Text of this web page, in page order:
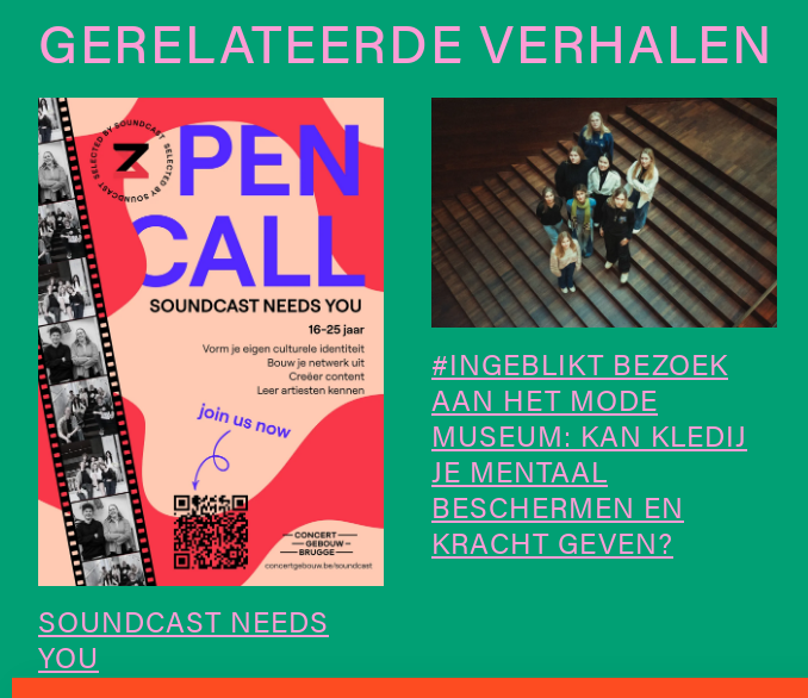
GERELATEERDE VERHALEN
SOUNDCAST NEEDS
YOU
#INGEBLIKT BEZOEK
AAN HET MODE
MUSEUM: KAN KLEDIJ
JE MENTAAL
BESCHERMEN EN
KRACHT GEVEN?